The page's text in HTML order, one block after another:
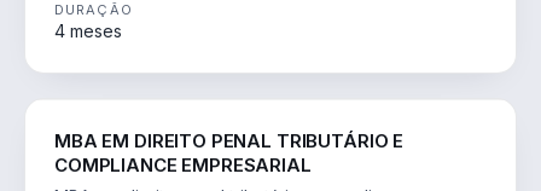
DURAÇÃO
4 meses
MBA EM DIREITO PENAL TRIBUTÁRIO E
COMPLIANCE EMPRESARIAL